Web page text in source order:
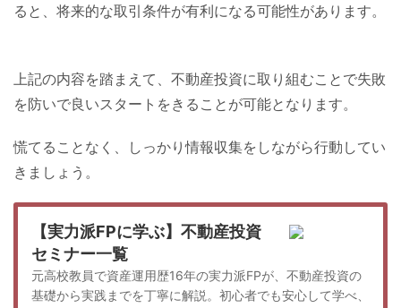
ると、将来的な取引条件が有利になる可能性があります。
上記の内容を踏まえて、不動産投資に取り組むことで失敗
を防いで良いスタートをきることが可能となります。
慌てることなく、しっかり情報収集をしながら行動してい
きましょう。
【実力派FPに学ぶ】不動産投資
セミナー一覧
元高校教員で資産運用歴16年の実力派FPが、不動産投資の
基礎から実践までを丁寧に解説。初心者でも安心して学べ、